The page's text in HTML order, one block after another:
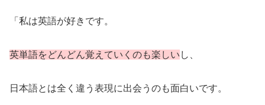
「私は英語が好きです。
英単語をどんどん覚えていくのも楽しい し、
日本語とは全く違う表現に出会うのも面白いです。